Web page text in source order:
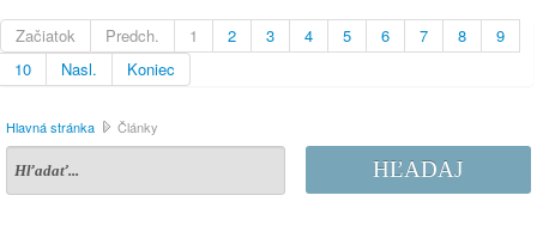
Začiatok Predch. 1 2 3 4 5 6 7 8
9
10
Nasl. Koniec
Hlavná stránka Články
HĽADAJ